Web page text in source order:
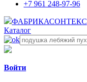
+7 961 248-97-96
ФАБРИКАСОНТЕКС
Каталог
Войти